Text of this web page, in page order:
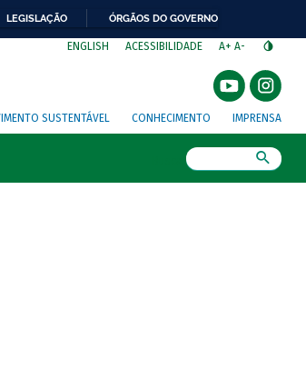
LEGISLAÇÃO ÓRGÃOS DO GOVERNO
ENGLISH ACESSIBILIDADE A+ A-
SUSTENTÁVEL CONHECIMENTO IMPRENSA